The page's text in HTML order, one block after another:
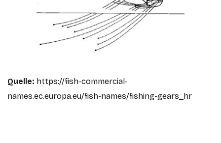
Quelle: https://fish-commercial-
names.ec.europa.eu/fish-names/fishing-gears_hr